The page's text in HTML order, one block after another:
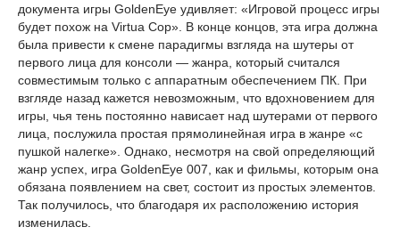
документа игры GoldenEye удивляет: «Игровой процесс игры
будет похож на Virtua Сор». В конце концов, эта игра должна
была привести к смене парадигмы взгляда на шутеры от
первого лица для консоли — жанра, который считался
совместимым только с аппаратным обеспечением ПК. При
взгляде назад кажется невозможным, что вдохновением для
игры, чья тень постоянно нависает над шутерами от первого
лица, послужила простая прямолинейная игра в жанре «с
пушкой налегке». Однако, несмотря на свой определяющий
жанр успех, игра GoldenEye 007, как и фильмы, которым она
обязана появлением на свет, состоит из простых элементов.
Так получилось, что благодаря их расположению история
изменилась.